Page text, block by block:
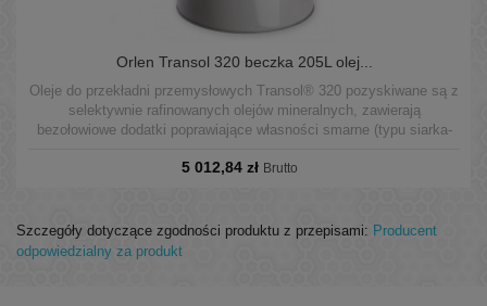
Orlen Transol 320 beczka 205L olej...
Oleje do przekładni przemysłowych Transol® 320 pozyskiwane są z
selektywnie rafinowanych olejów mineralnych, zawierają
bezołowiowe dodatki poprawiające własności smarne (typu siarka-
podwyższającym odporność na utlenianie, przeciwpiennym,
5 012,84 zł Brutto
Szczegóły dotyczące zgodności produktu z przepisami: Producent
odpowiedzialny za produkt